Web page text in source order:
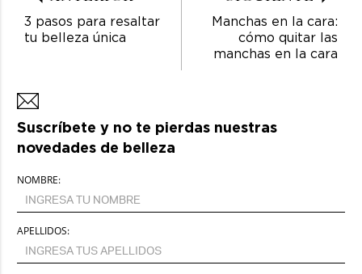
3 pasos para resaltar
tu belleza única
Manchas en la cara:
cómo quitar las
manchas en la cara
Suscríbete y no te pierdas nuestras
novedades de belleza
NOMBRE:
APELLIDOS: